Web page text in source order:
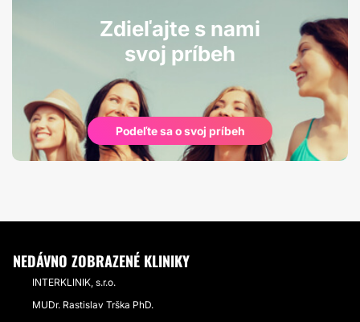
Zdieľajte s nami
svoj príbeh
Podeľte sa o svoj príbeh
NEDÁVNO ZOBRAZENÉ KLINIKY
INTERKLINIK, s.r.o.
MUDr. Rastislav Trška PhD.